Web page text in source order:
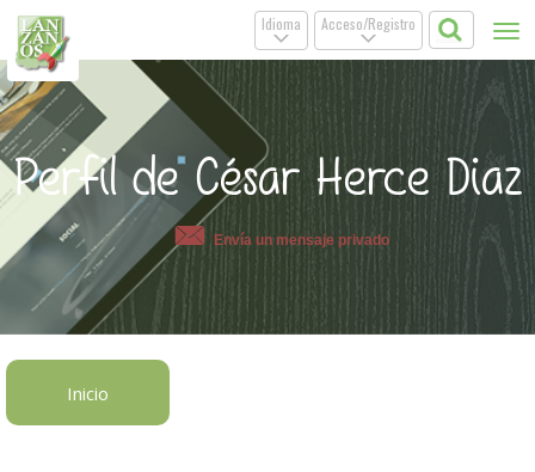
Acceso/Registro
.
Idioma
.
Perfil de César Herce Diaz
Envía un mensaje privado
Inicio